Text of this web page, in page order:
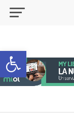
Apri la barra degli strumenti